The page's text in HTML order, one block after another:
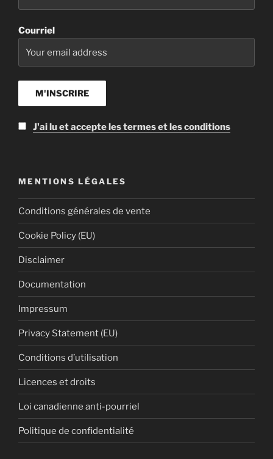
Courriel
J'ai lu et accepte les termes et les conditions
MENTIONS LÉGALES
Conditions générales de vente
Cookie Policy (EU)
Disclaimer
Documentation
Impressum
Privacy Statement (EU)
Conditions d’utilisation
Licences et droits
Loi canadienne anti-pourriel
Politique de confidentialité